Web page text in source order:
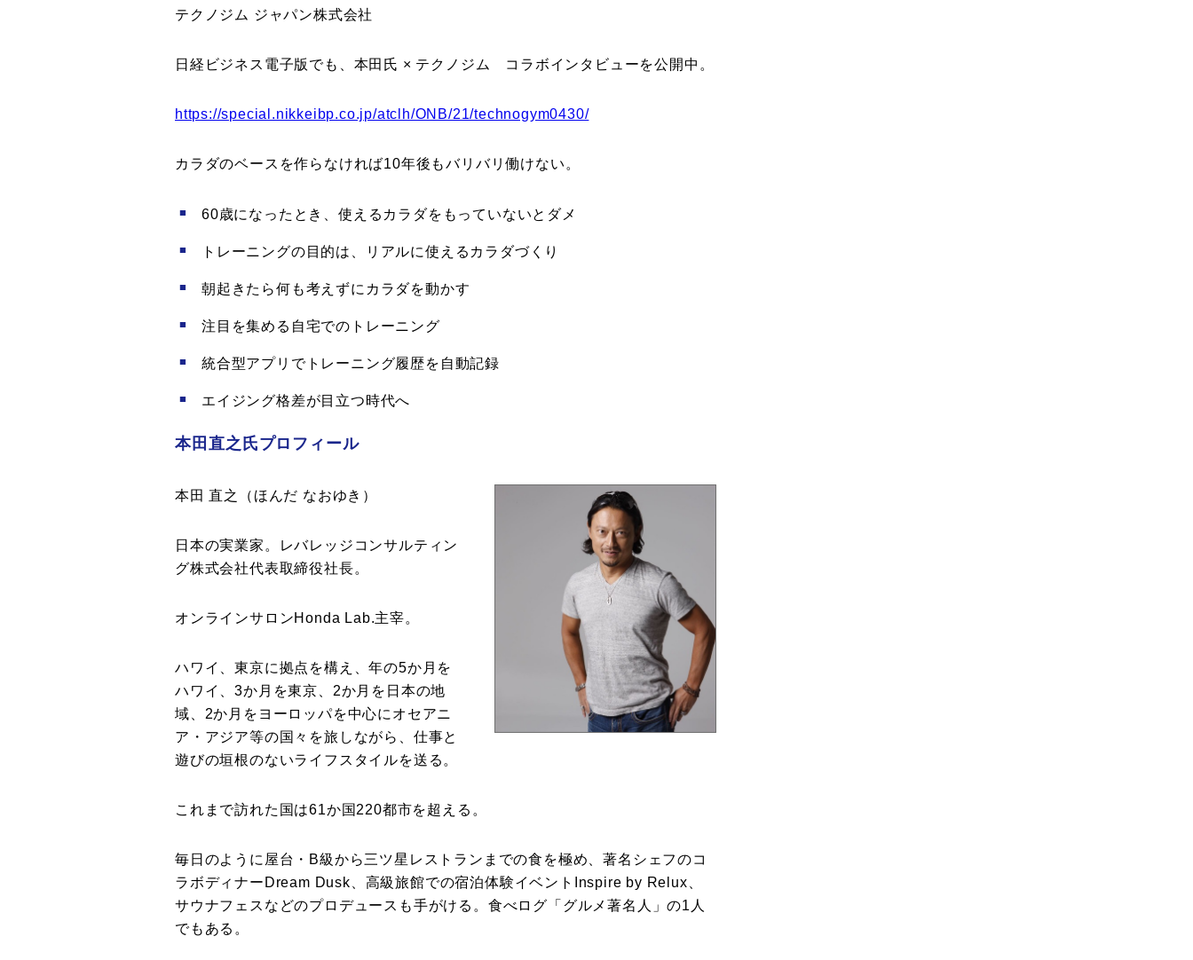
テクノジム ジャパン株式会社
日経ビジネス電子版でも、本田氏 × テクノジム コラボインタビューを公開中。
https://special.nikkeibp.co.jp/atclh/ONB/21/technogym0430/
カラダのベースを作らなければ10年後もバリバリ働けない。
60歳になったとき、使えるカラダをもっていないとダメ
トレーニングの目的は、リアルに使えるカラダづくり
朝起きたら何も考えずにカラダを動かす
注目を集める自宅でのトレーニング
統合型アプリでトレーニング履歴を自動記録
エイジング格差が目立つ時代へ
本田直之氏プロフィール
本田 直之（ほんだ なおゆき）
日本の実業家。レバレッジコンサルティン
グ株式会社代表取締役社長。
オンラインサロンHonda Lab.主宰。
ハワイ、東京に拠点を構え、年の5か月を
ハワイ、3か月を東京、2か月を日本の地
域、2か月をヨーロッパを中心にオセアニ
ア・アジア等の国々を旅しながら、仕事と
遊びの垣根のないライフスタイルを送る。
これまで訪れた国は61か国220都市を超える。
毎日のように屋台・B級から三ツ星レストランまでの食を極め、著名シェフのコ
ラボディナーDream Dusk、高級旅館での宿泊体験イベントInspire by Relux、
サウナフェスなどのプロデュースも手がける。食べログ「グルメ著名人」の1人
でもある。